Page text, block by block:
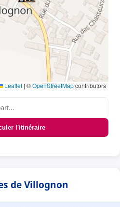
Leaflet | ©OpenStreetMapcontributors
l'itinéraire
de Villognon